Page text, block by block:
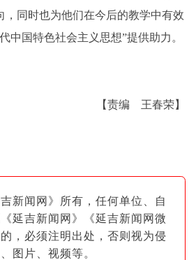
，同时也为他们在今后的教学中有效
中国特色社会主义思想”提供助力。
【责编 王春荣】
闻网》所有，任何单位、自
延吉新闻网》《延吉新闻网微
，必须注明出处，否则视为侵
图片、视频等。